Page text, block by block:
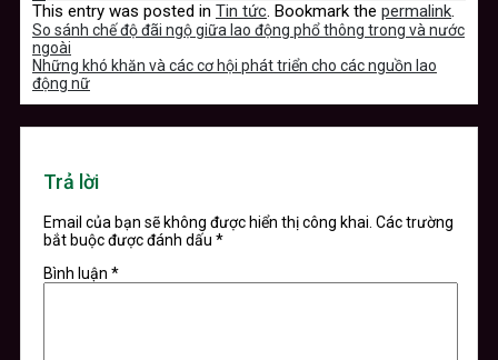
This entry was posted in Tin tức. Bookmark the permalink.
So sánh chế độ đãi ngộ giữa lao động phổ thông trong và nước
ngoài
Những khó khăn và các cơ hội phát triển cho các nguồn lao
động nữ
Trả lời
Email của bạn sẽ không được hiển thị công khai. Các trường
bắt buộc được đánh dấu *
Bình luận *